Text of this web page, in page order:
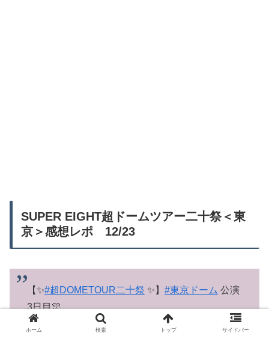
SUPER EIGHT超ドームツアー二十祭＜東
京＞感想レポ 12/23
【✨#超DOMETOUR二十祭 ✨】 #東京ドーム 公演
3日目🎊
ホーム 検索 トップ サイドバー